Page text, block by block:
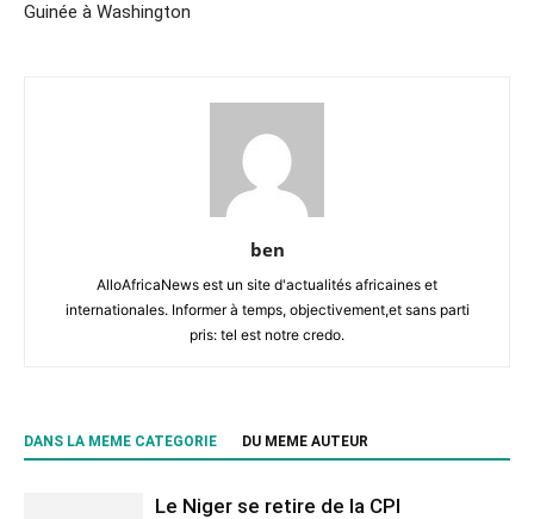
Guinée à Washington
ben
AlloAfricaNews est un site d'actualités africaines et
internationales. Informer à temps, objectivement,et sans parti
pris: tel est notre credo.
DANS LA MEME CATEGORIE DU MEME AUTEUR
Le Niger se retire de la CPI